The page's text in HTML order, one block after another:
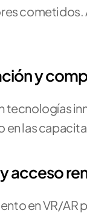
cometidos.
y
tecnologías
en las
acceso
en VR/AR